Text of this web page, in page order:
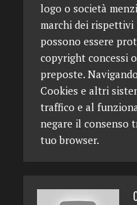
logo o società
marchi dei
possono essere
copyright concessi
preposte.
Cookies e altri
traffico e al
negare il consenso
tuo browser.